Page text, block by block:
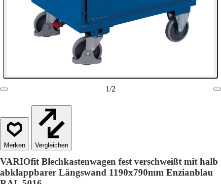
1/2
Vergleichen
VARIOfit Blechkastenwagen fest verschweißt mit halb
abklappbarer Längswand 1190x790mm Enzianblau